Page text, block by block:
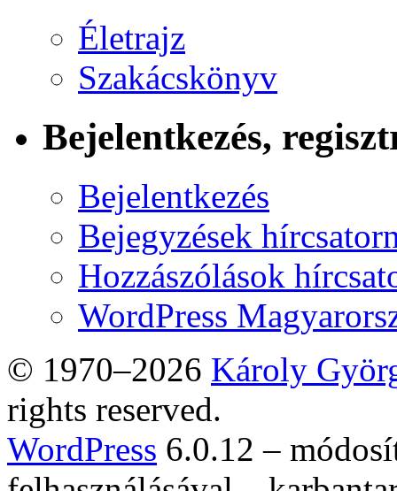
Életrajz
Szakácskönyv
Bejelentkezés,
Bejelentkezés
Bejegyzések
Hozzászólások
WordPress
© 1970–2026 Károly
rights reserved.
WordPress 6.0.12 –